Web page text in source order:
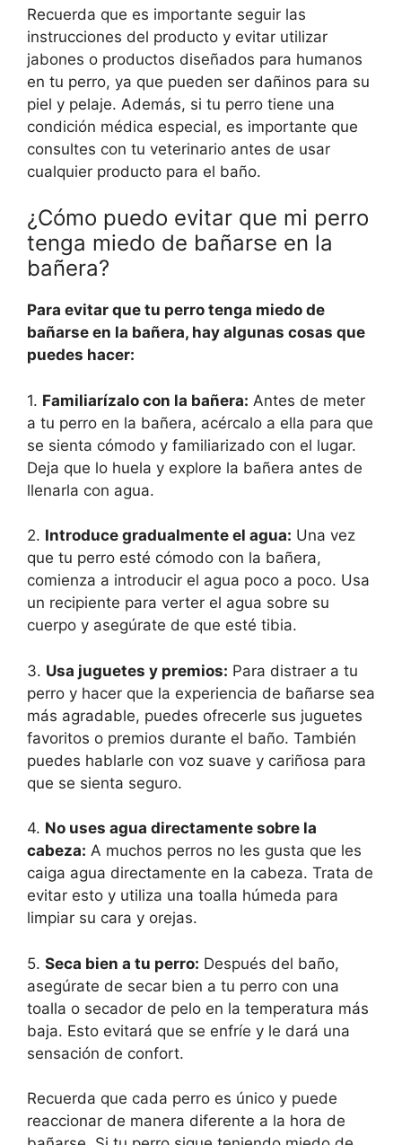
Recuerda que es importante seguir las
instrucciones del producto y evitar utilizar
jabones o productos diseñados para humanos
en tu perro, ya que pueden ser dañinos para su
piel y pelaje. Además, si tu perro tiene una
condición médica especial, es importante que
consultes con tu veterinario antes de usar
cualquier producto para el baño.
¿Cómo puedo evitar que mi perro
tenga miedo de bañarse en la
bañera?
Para evitar que tu perro tenga miedo de
bañarse en la bañera, hay algunas cosas que
puedes hacer:
1. Familiarízalo con la bañera: Antes de meter
a tu perro en la bañera, acércalo a ella para que
se sienta cómodo y familiarizado con el lugar.
Deja que lo huela y explore la bañera antes de
llenarla con agua.
2. Introduce gradualmente el agua: Una vez
que tu perro esté cómodo con la bañera,
comienza a introducir el agua poco a poco. Usa
un recipiente para verter el agua sobre su
cuerpo y asegúrate de que esté tibia.
3. Usa juguetes y premios: Para distraer a tu
perro y hacer que la experiencia de bañarse sea
más agradable, puedes ofrecerle sus juguetes
favoritos o premios durante el baño. También
puedes hablarle con voz suave y cariñosa para
que se sienta seguro.
4. No uses agua directamente sobre la
cabeza: A muchos perros no les gusta que les
caiga agua directamente en la cabeza. Trata de
evitar esto y utiliza una toalla húmeda para
limpiar su cara y orejas.
5. Seca bien a tu perro: Después del baño,
asegúrate de secar bien a tu perro con una
toalla o secador de pelo en la temperatura más
baja. Esto evitará que se enfríe y le dará una
sensación de confort.
Recuerda que cada perro es único y puede
reaccionar de manera diferente a la hora de